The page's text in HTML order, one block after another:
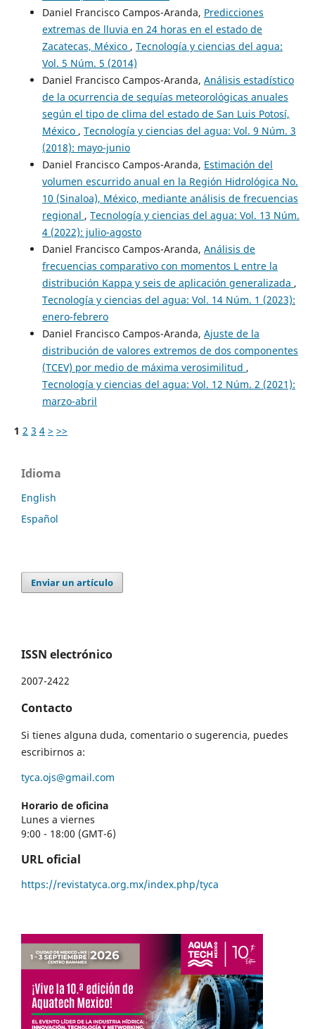
Daniel Francisco Campos-Aranda, Predicciones
extremas de lluvia en 24 horas en el estado de
Zacatecas, México , Tecnología y ciencias del agua:
Vol. 5 Núm. 5 (2014)
Daniel Francisco Campos-Aranda, Análisis estadístico
de la ocurrencia de sequías meteorológicas anuales
según el tipo de clima del estado de San Luis Potosí,
México , Tecnología y ciencias del agua: Vol. 9 Núm. 3
(2018): mayo-junio
Daniel Francisco Campos-Aranda, Estimación del
volumen escurrido anual en la Región Hidrológica No.
10 (Sinaloa), México, mediante análisis de frecuencias
regional , Tecnología y ciencias del agua: Vol. 13 Núm.
4 (2022): julio-agosto
Daniel Francisco Campos-Aranda, Análisis de
frecuencias comparativo con momentos L entre la
distribución Kappa y seis de aplicación generalizada ,
Tecnología y ciencias del agua: Vol. 14 Núm. 1 (2023):
enero-febrero
Daniel Francisco Campos-Aranda, Ajuste de la
distribución de valores extremos de dos componentes
(TCEV) por medio de máxima verosimilitud ,
Tecnología y ciencias del agua: Vol. 12 Núm. 2 (2021):
marzo-abril
1 2 3 4 > >>
Idioma
English
Español
Enviar un artículo
ISSN electrónico
2007-2422
Contacto
Si tienes alguna duda, comentario o sugerencia, puedes
escribirnos a:
tyca.ojs@gmail.com
Horario de oficina
Lunes a viernes
9:00 - 18:00 (GMT-6)
URL oficial
https://revistatyca.org.mx/index.php/tyca